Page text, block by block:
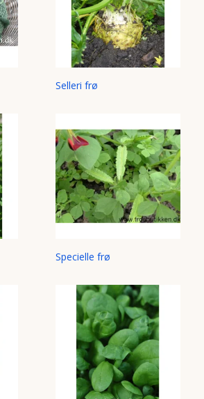
Selleri frø
Specielle frø